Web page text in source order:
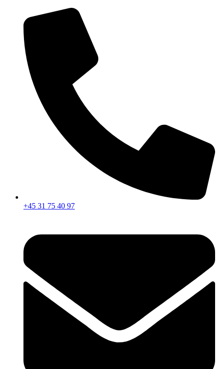
indhold
+45 31 75 40 97